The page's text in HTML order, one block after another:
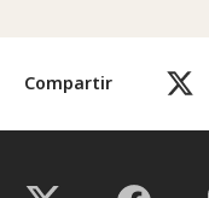
Compartir